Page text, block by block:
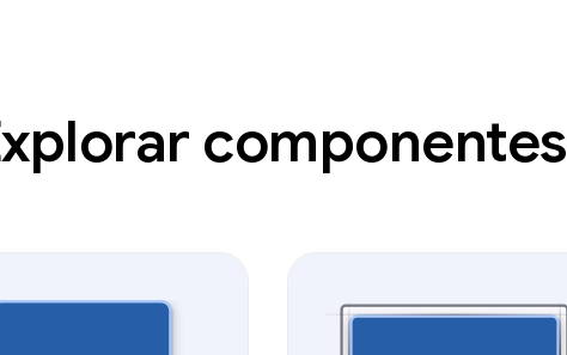
componentes